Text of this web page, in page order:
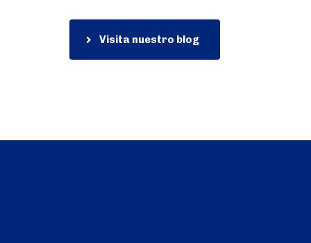
Visita nuestro blog